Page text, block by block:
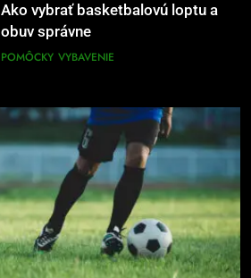
Ako vybrať basketbalovú loptu a
obuv správne
POMÔCKY VYBAVENIE
Ako kombinovať rôzne tréningové
pomôcky
POMÔCKY VYBAVENIE
Pomôcky na cvičenie brucha